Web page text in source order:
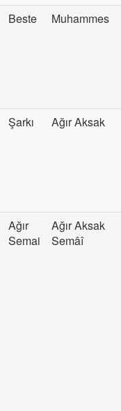
Beste Muhammes
Şarkı Ağır Aksak
Ağır
Semai
Ağır Aksak
Semâî